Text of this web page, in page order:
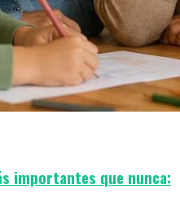
importantes que nunca: